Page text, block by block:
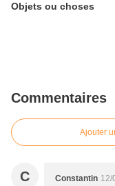
Objets ou choses
Commentaires
Ajouter
C Constantin 12/